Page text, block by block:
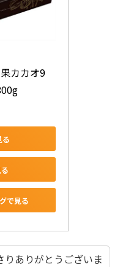
カカオ9
で見る
りありがとうございま